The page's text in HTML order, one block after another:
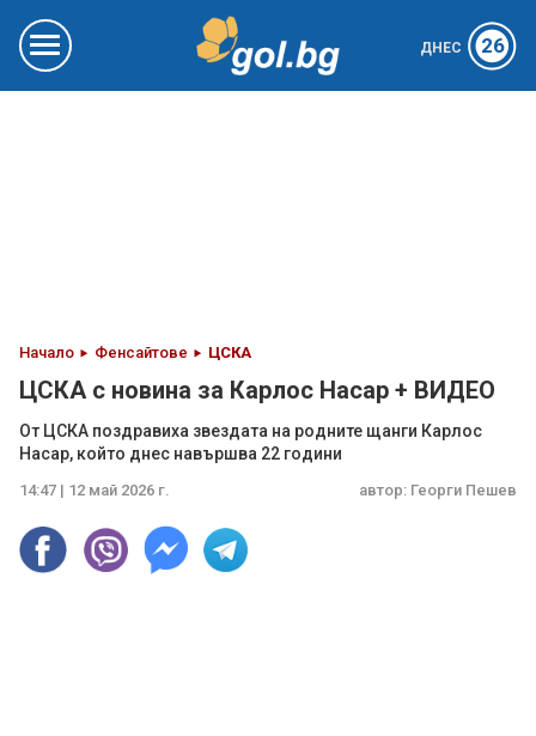
ДНЕС 26
Начало Фенсайтове ЦСКА
ЦСКА с новина за Карлос Насар + ВИДЕО
От ЦСКА поздравиха звездата на родните щанги Карлос
Насар, който днес навършва 22 години
14:47 | 12 май 2026 г. автор: Георги Пешев